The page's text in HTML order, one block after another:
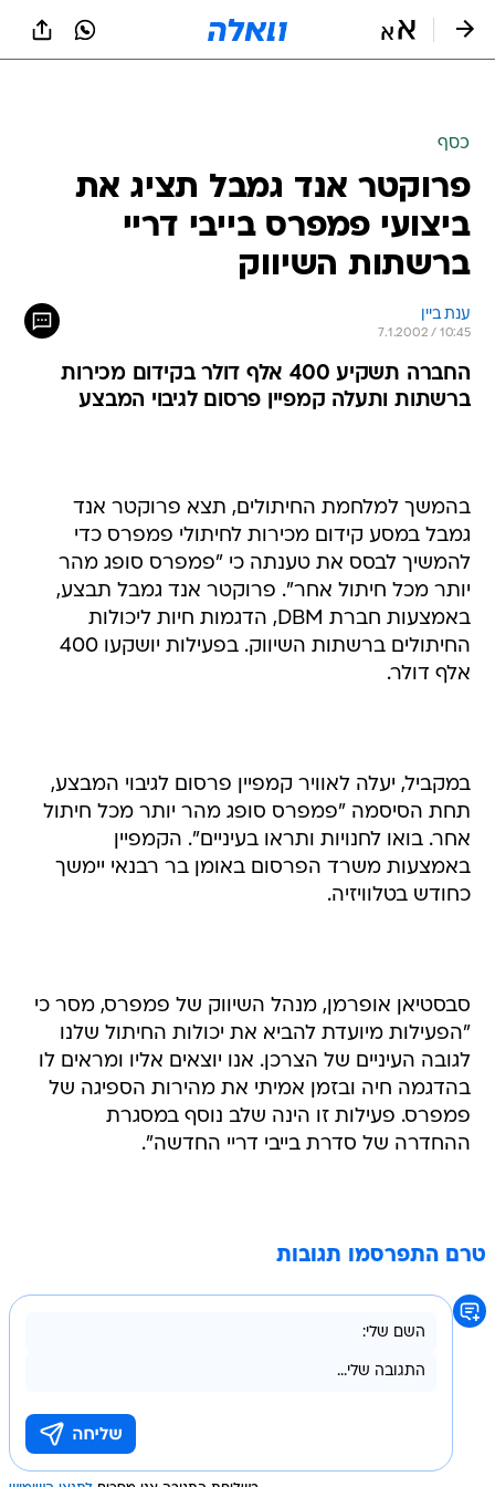
כסף
פרוקטר אנד גמבל תציג את
ביצועי פמפרס בייבי דריי
ברשתות השיווק
ענת ביין
7.1.2002 / 10:45
החברה תשקיע 400 אלף דולר בקידום מכירות
ברשתות ותעלה קמפיין פרסום לגיבוי המבצע
בהמשך למלחמת החיתולים, תצא פרוקטר אנד
גמבל במסע קידום מכירות לחיתולי פמפרס כדי
להמשיך לבסס את טענתה כי "פמפרס סופג מהר
יותר מכל חיתול אחר". פרוקטר אנד גמבל תבצע,
באמצעות חברת DBM, הדגמות חיות ליכולות
החיתולים ברשתות השיווק. בפעילות יושקעו 400
אלף דולר.
במקביל, יעלה לאוויר קמפיין פרסום לגיבוי המבצע,
תחת הסיסמה "פמפרס סופג מהר יותר מכל חיתול
אחר. בואו לחנויות ותראו בעיניים". הקמפיין
באמצעות משרד הפרסום באומן בר רבנאי יימשך
כחודש בטלוויזיה.
סבסטיאן אופרמן, מנהל השיווק של פמפרס, מסר כי
"הפעילות מיועדת להביא את יכולות החיתול שלנו
לגובה העיניים של הצרכן. אנו יוצאים אליו ומראים לו
בהדגמה חיה ובזמן אמיתי את מהירות הספיגה של
פמפרס. פעילות זו הינה שלב נוסף במסגרת
ההחדרה של סדרת בייבי דריי החדשה".
טרם התפרסמו תגובות